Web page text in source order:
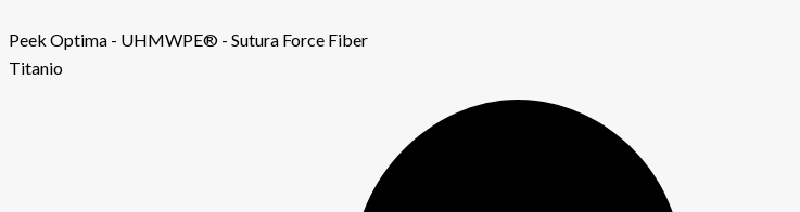
Peek Optima - UHMWPE® - Sutura Force Fiber
Titanio